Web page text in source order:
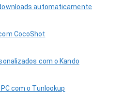
automaticamente
CocoShot
com o Kando
com o Tunlookup